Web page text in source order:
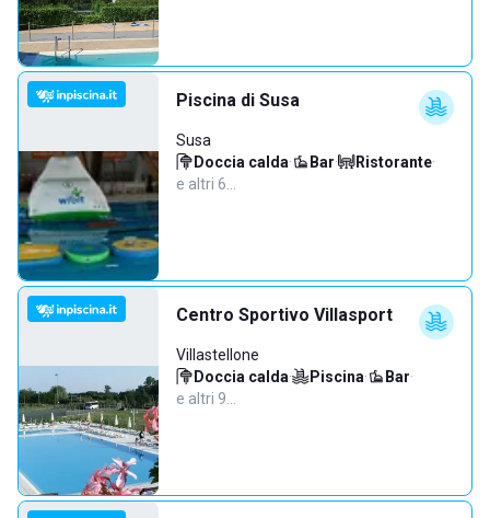
Piscina di Susa
Susa
Doccia calda· Bar· Ristorante·
e altri 6…
Centro Sportivo Villasport
Villastellone
Doccia calda· Piscina· Bar·
e altri 9…